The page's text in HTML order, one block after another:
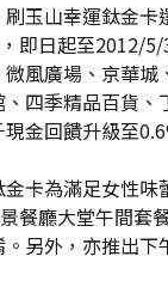
刷玉山幸運鈦金
即日起至2012/
微風廣場、京華
四季精品百貨
金回饋升級至
卡為滿足女性
餐廳大堂午間套
另外，亦推出